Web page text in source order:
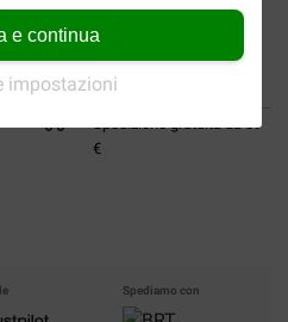
e continua
impostazioni
Royal Canin Instinctive 7+...
Spedizione gratuita da 89
€
Spediamo con